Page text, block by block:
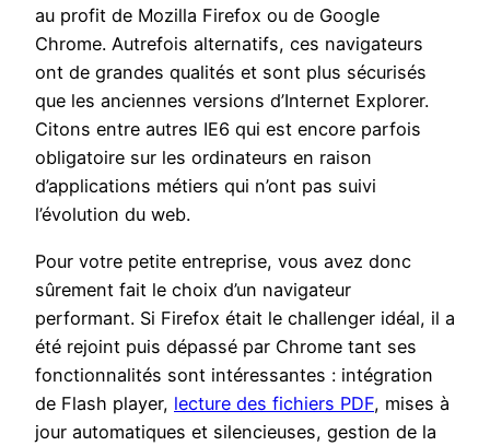
au profit de Mozilla Firefox ou de Google
Chrome. Autrefois alternatifs, ces navigateurs
ont de grandes qualités et sont plus sécurisés
que les anciennes versions d’Internet Explorer.
Citons entre autres IE6 qui est encore parfois
obligatoire sur les ordinateurs en raison
d’applications métiers qui n’ont pas suivi
l’évolution du web.
Pour votre petite entreprise, vous avez donc
sûrement fait le choix d’un navigateur
performant. Si Firefox était le challenger idéal, il a
été rejoint puis dépassé par Chrome tant ses
fonctionnalités sont intéressantes : intégration
de Flash player, lecture des fichiers PDF, mises à
jour automatiques et silencieuses, gestion de la